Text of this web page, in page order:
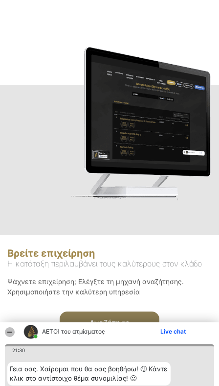
ΑΕΤΟΊ του ατμίσματος Live chat
21:30
Γεια σας. Χαίρομαι που θα σας βοηθήσω! 🙂 Κάντε
κλικ στο αντίστοιχο θέμα συνομιλίας! 🙂
Βρείτε επιχείρηση
Η κατάταξη περιλαμβάνει τους καλύτερους στον κλάδο
Ψάχνετε επιχείρηση; Ελέγξτε τη μηχανή αναζήτησης.
Χρησιμοποιήστε την καλύτερη υπηρεσία
Αναζήτηση